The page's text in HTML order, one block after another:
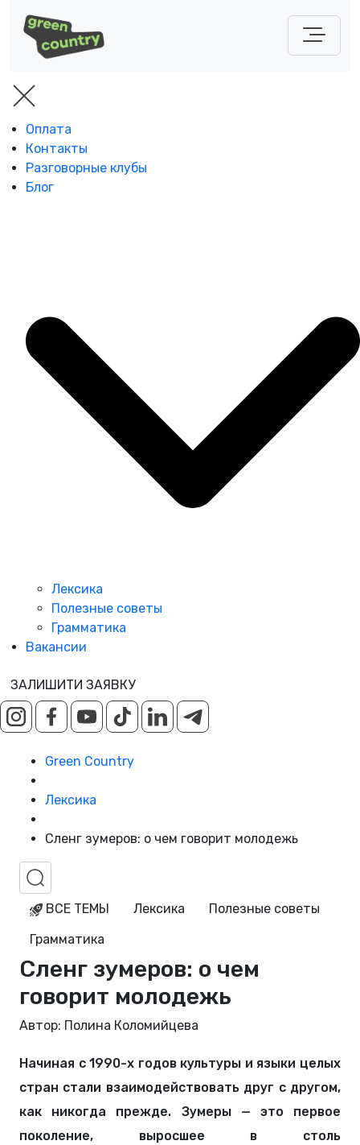
Оплата
Контакты
Разговорные клубы
Блог
Лексика
Полезные советы
Грамматика
Вакансии
ЗАЛИШИТИ ЗАЯВКУ
Green Country
Лексика
Сленг зумеров: о чем говорит молодежь
ВСЕ ТЕМЫ Лексика
Полезные советы
Грамматика
Сленг зумеров: о чем
говорит молодежь
Автор: Полина Коломийцева
Начиная с 1990-х годов культуры и языки целых
стран стали взаимодействовать друг с другом,
как никогда прежде. Зумеры — это первое
поколение, выросшее в столь